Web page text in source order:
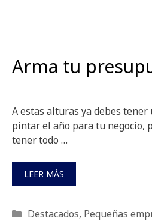
Arma tu
A estas alturas ya debes tener
pintar el año para tu negocio,
tener todo …
LEER MÁS
Categorías
Destacados, Pequeñas